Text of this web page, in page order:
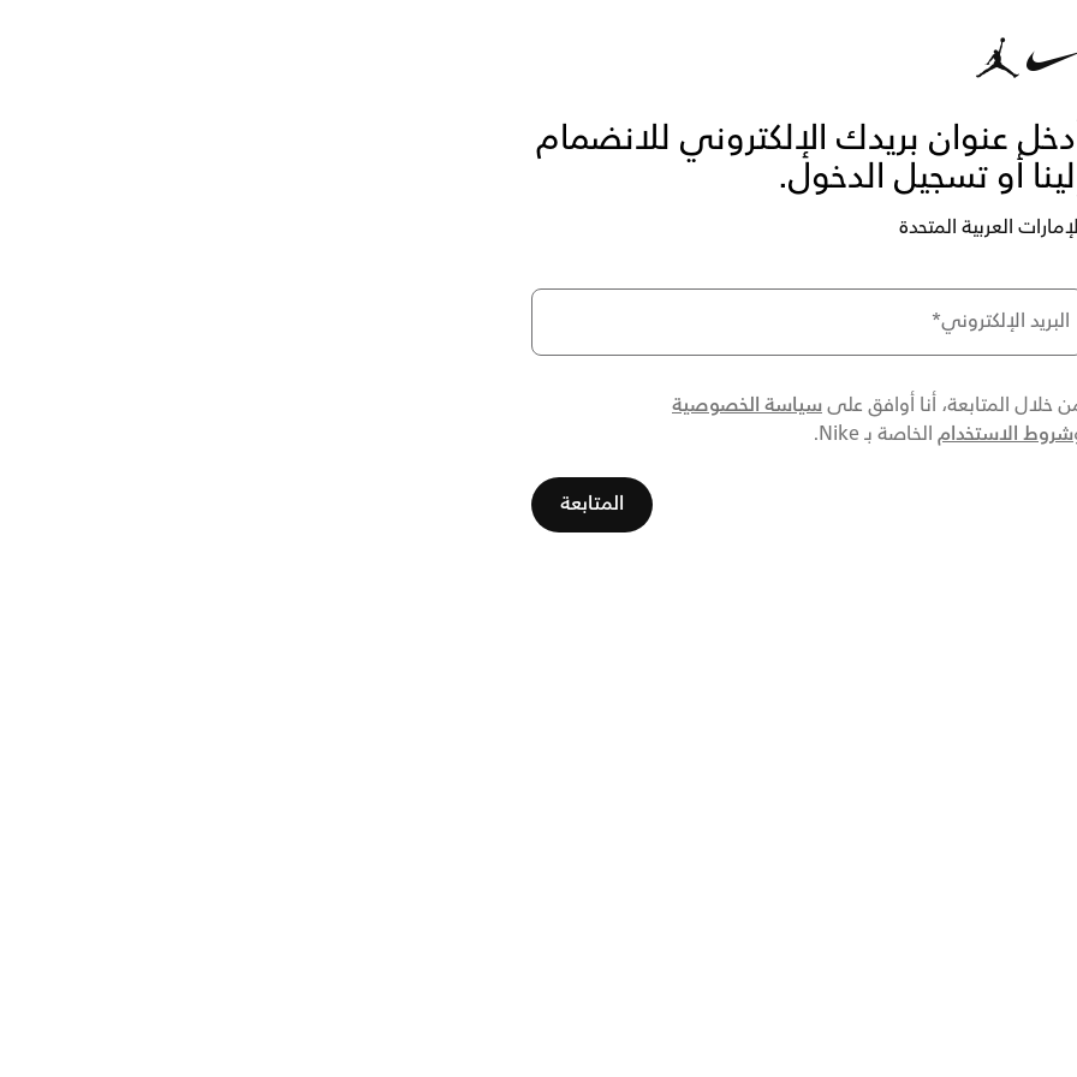
عنوان بريدك الإلكتروني للانضمام
أو تسجيل الدخول.
العربية المتحدة
البريد الإلكتروني*
خلال المتابعة، أنا أوافق علىسياسة الخصوصية
شروط الاستخدام الخاصة بـ Nike.
المتابعة